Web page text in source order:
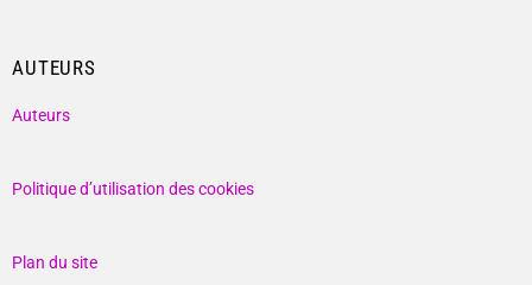
AUTEURS
Auteurs
Politique d’utilisation des cookies
Plan du site